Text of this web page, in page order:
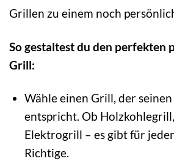
Grillen zu einem noch
So gestaltest du den perfekten
Grill:
Wähle einen Grill, der
entspricht. Ob
Elektrogrill – es gibt für
Richtige.